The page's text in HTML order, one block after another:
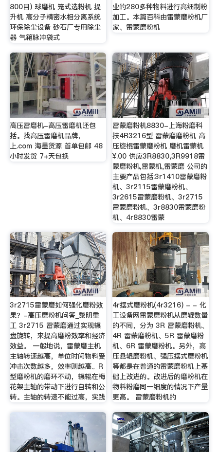
800目) 球磨机 笼式选粉机 提
升机 高分子精密水相分离系统
环保除尘设备 砂石厂专用除尘
器 气箱脉冲袋式
业的280多种物料进行高细制粉
加工。本篇百科由雷蒙磨粉机厂
家、雷蒙磨粉机
高压雷磨机-高压雷磨机还包
括。找高压雷磨机品牌，
上.com 海量货源 首单包邮 48
小时发货 7+天包换
雷蒙磨粉机8830-上海粉磨科
技4R3216型 雷蒙磨磨粉机 高
压旋棍雷蒙磨粉机 磨机雷蒙机
¥.00 供应3R8830,3R9918雷
蒙磨粉机,雷蒙机,雷蒙磨 公司的
主要产品包括:3r1410雷蒙磨粉
机、3r2115雷蒙磨粉机、
3r2615雷蒙磨粉机、3r2715
雷蒙磨粉机、3r8830雷蒙磨粉
机、4r8830雷蒙
3r2715雷蒙磨如何强化磨粉效
果？-高压磨粉机问答_黎明重
工 3r2715 雷蒙磨通过实现辗
盘旋转，来提高磨粉效率和经济
效益。 一般地说，雷蒙磨主机
主轴转速越高，单位时间物料受
冲击次数越多，效率则越高。R
型磨粉机的磨环不动，辗辊在梅
花架主轴的带动下进行自转和公
转。主轴的转速不能过高，实践
4r摆式磨粉机(4r3216) - - 化
工设备网雷蒙磨粉机从磨辊数量
的不同，分为 3R 雷蒙磨粉机、
4R 雷蒙磨粉机、5R 雷蒙磨粉
机、6R 雷蒙磨粉机。另外，高
压悬辊磨粉机、强压摆式磨粉机
等都是在普通的雷蒙磨粉机上基
础上改进的。改进后的磨粉机在
物料粉磨同一细度的情况下产量
更高。 雷蒙磨粉机的